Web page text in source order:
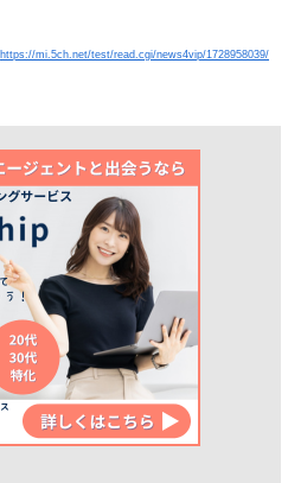
https://mi.5ch.net/test/read.cgi/news4vip/1728958039/